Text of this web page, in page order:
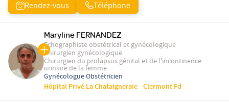
Rendez-vous Téléphone
Maryline FERNANDEZ
Echographiste obstétrical et gynécologique
Chirurgien gynécologique
Chirurgien du prolapsus génital et de l'incontinence
urinaire de la femme
Gynécologue Obstétricien
Hôpital Privé La Chataigneraie - Clermont Fd